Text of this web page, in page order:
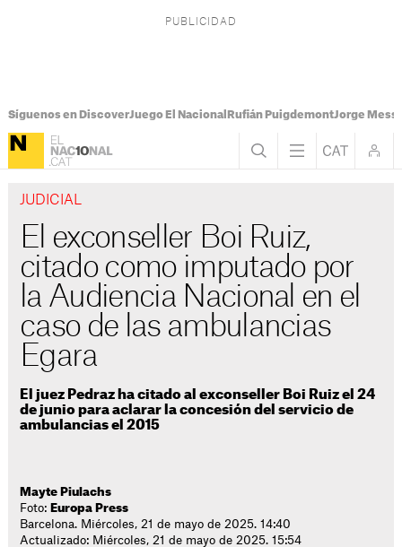
Síguenos en DiscoverJuego El Nacional Rufián PuigdemontJorge Messi
JUDICIAL
El exconseller Boi Ruiz,
citado como imputado por
la Audiencia Nacional en el
caso de las ambulancias
Egara
El juez Pedraz ha citado al exconseller Boi Ruiz el 24
de junio para aclarar la concesión del servicio de
ambulancias el 2015
Mayte Piulachs
Foto: Europa Press
Barcelona. Miércoles, 21 de mayo de 2025. 14:40
Actualizado: Miércoles, 21 de mayo de 2025. 15:54